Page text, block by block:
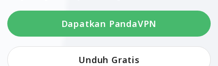
Dapatkan PandaVPN
Unduh Gratis